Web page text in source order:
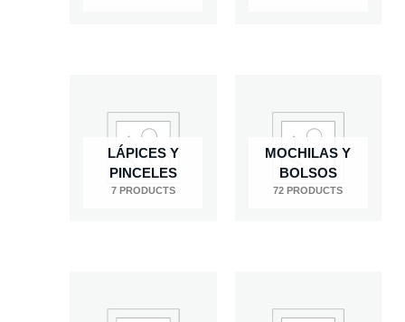
LÁPICES Y
PINCELES
7 PRODUCTS
MOCHILAS Y
BOLSOS
72 PRODUCTS